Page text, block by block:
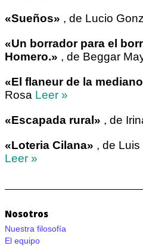
«Sueños» , de Lucio
«Un borrador para el
Homero.» , de Beggar
«El flaneur de la
Rosa Leer »
«Escapada rural» , de
«Loteria Cilana» , de Luis
Leer »
Nosotros
Nuestra filosofía
El equipo